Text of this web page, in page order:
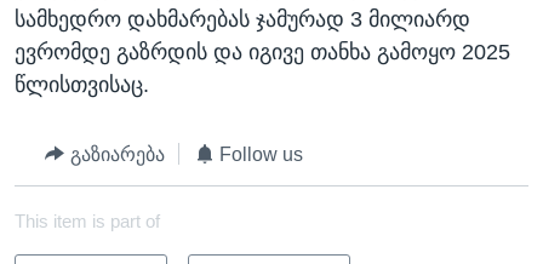
სამხედრო დახმარებას ჯამურად 3 მილიარდ
ევრომდე გაზრდის და იგივე თანხა გამოყო 2025
წლისთვისაც.
გაზიარება Follow us
This item is part of